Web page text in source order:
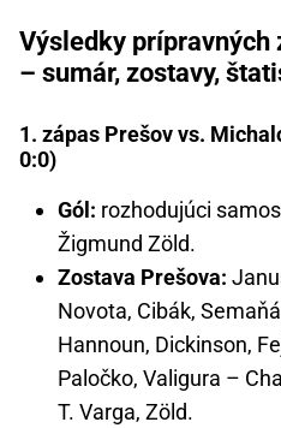
Výsledky prípravných
– sumár, zostavy,
1. zápas Prešov vs.
0:0)
Gól: rozhodujúci
Žigmund Zöld.
Zostava Prešova:
Novota, Cibák,
Hannoun, Dickinson,
Paločko, Valigura –
T. Varga, Zöld.